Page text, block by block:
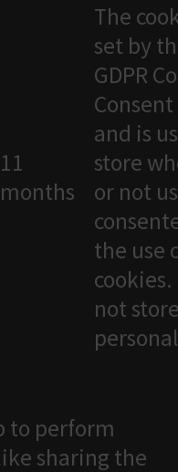
11
months
The
set by
GDPR
and is
store
or not
the use
not
to perform
sharing the